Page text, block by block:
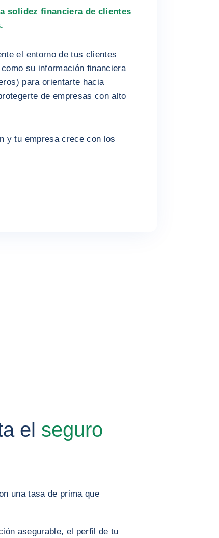
solidez financiera de clientes
el entorno de tus clientes
su información financiera
para orientarte hacia
de empresas con alto
y tu empresa crece con los
el seguro
una tasa de prima que
asegurable, el perfil de tu